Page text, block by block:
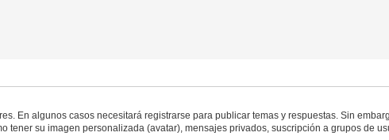
En algunos casos necesitará registrarse para publicar temas y respuestas. Sin
su imagen personalizada (avatar), mensajes privados, suscripción a grupos de